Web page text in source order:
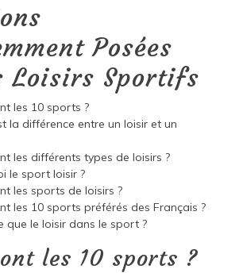
Posées
Loisirs Sportifs
les 10 sports ?
la différence entre un loisir et un
les différents types de loisirs ?
le sport loisir ?
les sports de loisirs ?
les 10 sports préférés des Français ?
que le loisir dans le sport ?
les 10 sports ?